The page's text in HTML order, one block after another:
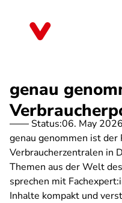
genau
Status:06. May 2026
genau genommen ist der
Verbraucherzentralen in
Themen aus der Welt
sprechen mit
Inhalte kompakt und